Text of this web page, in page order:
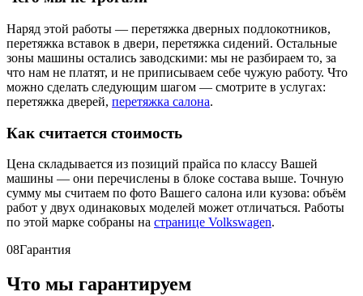
Наряд этой работы — перетяжка дверных подлокотников,
перетяжка вставок в двери, перетяжка сидений. Остальные
зоны машины остались заводскими: мы не разбираем то, за
что нам не платят, и не приписываем себе чужую работу. Что
можно сделать следующим шагом — смотрите в услугах:
перетяжка дверей, перетяжка салона.
Как считается стоимость
Цена складывается из позиций прайса по классу Вашей
машины — они перечислены в блоке состава выше. Точную
сумму мы считаем по фото Вашего салона или кузова: объём
работ у двух одинаковых моделей может отличаться. Работы
по этой марке собраны на странице Volkswagen.
08Гарантия
Что мы гарантируем